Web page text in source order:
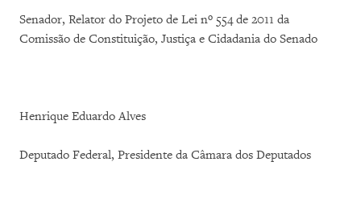
Senador, Relator do Projeto de Lei nº 554 de 2011 da
Comissão de Constituição, Justiça e Cidadania do Senado
Henrique Eduardo Alves
Deputado Federal, Presidente da Câmara dos Deputados